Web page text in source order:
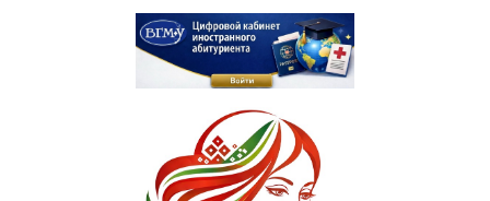
Заслуженный деятель науки БССР
Заслуженный деятель науки РБ
Медаль «За трудовые заслуги»